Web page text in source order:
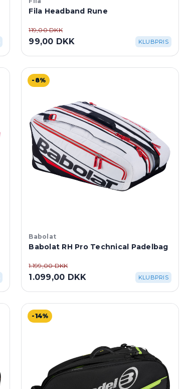
Fila Headband Rune
119,00 DKK
99,00 DKK KLUBPRIS
-8%
Babolat
Babolat RH Pro Technical Padelbag
1.199,00 DKK
1.099,00 DKK KLUBPRIS
-14%